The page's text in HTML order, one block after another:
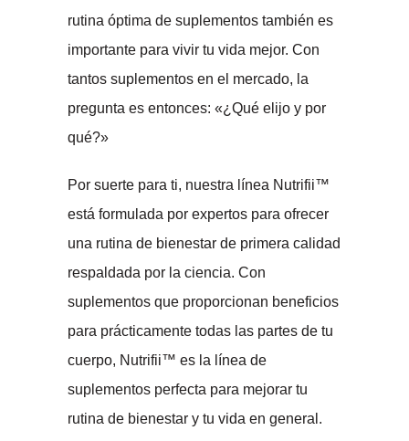
rutina óptima de suplementos también es
importante para vivir tu vida mejor. Con
tantos suplementos en el mercado, la
pregunta es entonces: «¿Qué elijo y por
qué?»
Por suerte para ti, nuestra línea Nutrifii™
está formulada por expertos para ofrecer
una rutina de bienestar de primera calidad
respaldada por la ciencia. Con
suplementos que proporcionan beneficios
para prácticamente todas las partes de tu
cuerpo, Nutrifii™ es la línea de
suplementos perfecta para mejorar tu
rutina de bienestar y tu vida en general.